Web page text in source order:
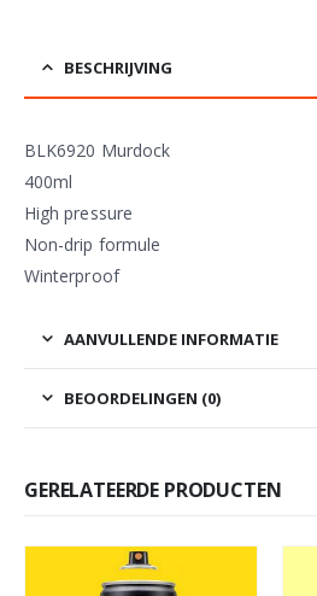
BESCHRIJVING
BLK6920 Murdock
400ml
High pressure
Non-drip formule
Winterproof
AANVULLENDE INFORMATIE
BEOORDELINGEN (0)
GERELATEERDE PRODUCTEN